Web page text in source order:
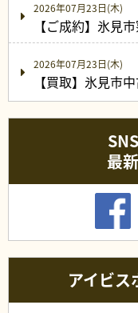
2026年07月23日(木)
【ご成約】氷見
2026年07月23日(木)
【買取】氷見市
最
アイビス